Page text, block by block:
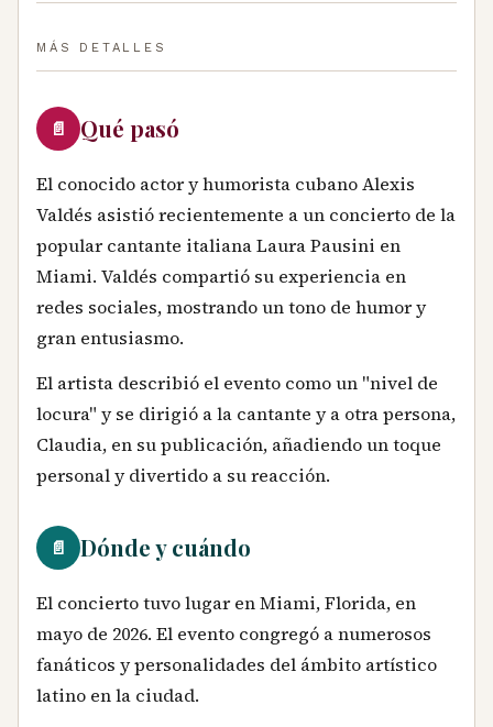
MÁS DETALLES
📄 Qué pasó
El conocido actor y humorista cubano Alexis
Valdés asistió recientemente a un concierto de la
popular cantante italiana Laura Pausini en
Miami. Valdés compartió su experiencia en
redes sociales, mostrando un tono de humor y
gran entusiasmo.
El artista describió el evento como un "nivel de
locura" y se dirigió a la cantante y a otra persona,
Claudia, en su publicación, añadiendo un toque
personal y divertido a su reacción.
📄 Dónde y cuándo
El concierto tuvo lugar en Miami, Florida, en
mayo de 2026. El evento congregó a numerosos
fanáticos y personalidades del ámbito artístico
latino en la ciudad.